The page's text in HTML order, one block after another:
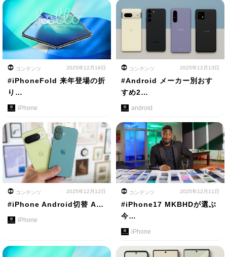
コンテンツ 2025年12月19日
#iPhoneFold 来年登場の折
り…
iPhone
コンテンツ 2025年12月13日
#Android メーカー別おす
すめ2…
android
コンテンツ 2025年12月12日
#iPhone Android切替 A…
iPhone
コンテンツ 2025年12月11日
#iPhone17 MKBHDが選ぶ
今…
iPhone